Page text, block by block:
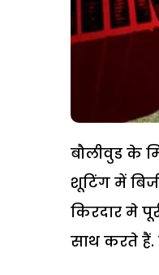
बौलीवुड के
शूटिंग में
किरदार मे
साथ करते